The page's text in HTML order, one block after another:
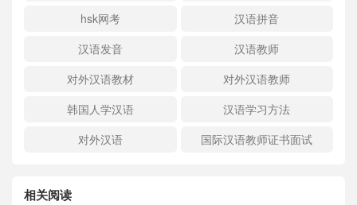
hsk网考
汉语拼音
汉语发音
汉语教师
对外汉语教材
对外汉语教师
韩国人学汉语
汉语学习方法
对外汉语
国际汉语教师证书面试
相关阅读